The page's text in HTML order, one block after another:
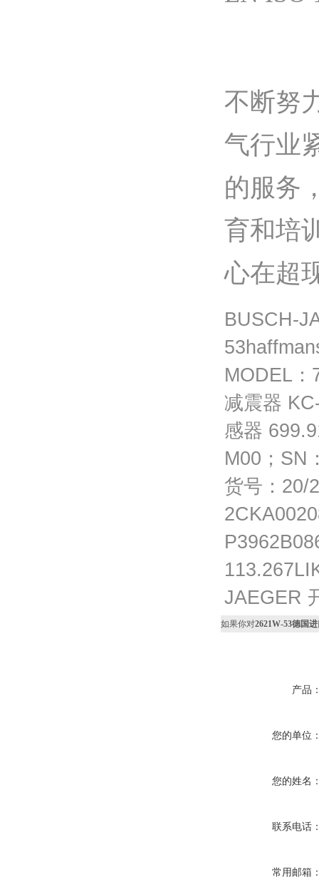
不断努
气行业
的服务
育和培
心在超
BUSCH-
MODEL
减震器
感器
M00；SN
货号：20/
JAEGER
如果你对2621W-53德国
产品
您的单位
您的姓名
联系电话
常用邮箱